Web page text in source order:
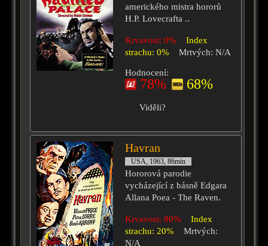
amerického mistra hororů
H.P. Lovecrafta ..
Krvavost: 0%
Index
strachu: 0%
Mrtvých: N/A
Hodnocení:
78% 68%
Viděli?
Havran
USA, 1963, 86min
Hororová parodie
vycházející z básně Edgara
Allana Poea - The Raven.
Krvavost: 80%
Index
strachu: 20%
Mrtvých:
N/A